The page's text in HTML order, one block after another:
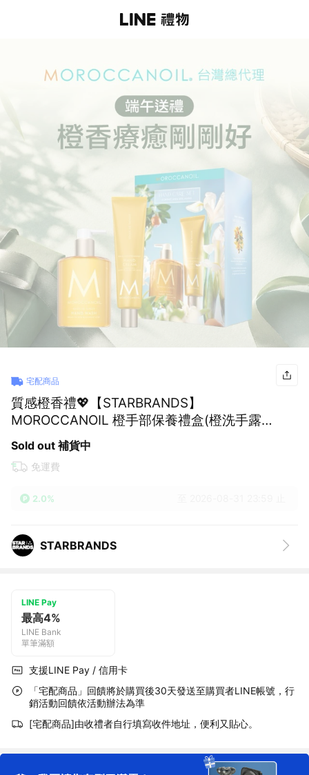
宅配商品
質感橙香禮💖【STARBRANDS】
MOROCCANOIL 橙手部保養禮盒(橙洗手露
360ML+橙花護手霜100ML) ★附STARBRANDS
紙袋
Sold out 補貨中
免運費
2.0%
STARBRANDS
LINE Pay
最高4%
LINE Bank
單筆滿額
支援LINE Pay / 信用卡
「宅配商品」回饋將於購買後30天發送至購買者LINE帳號，行
銷活動回饋依活動辦法為準
[宅配商品]由收禮者自行填寫收件地址，便利又貼心。